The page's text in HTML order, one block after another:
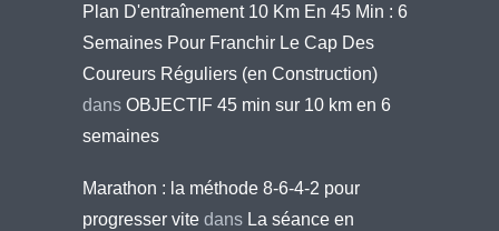
Plan D'entraînement 10 Km En 45 Min : 6
Semaines Pour Franchir Le Cap Des
Coureurs Réguliers (en Construction)
dans OBJECTIF 45 min sur 10 km en 6
semaines
Marathon : la méthode 8-6-4-2 pour
progresser vite dans La séance en